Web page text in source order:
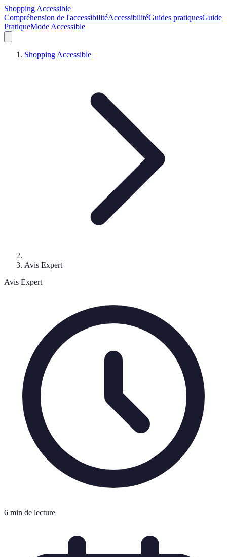
Shopping Accessible
Compréhension de l'accessibilitéAccessibilitéGuides pratiquesGuide
PratiqueMode Accessible
Shopping Accessible
Avis Expert
Avis Expert
6 min de lecture